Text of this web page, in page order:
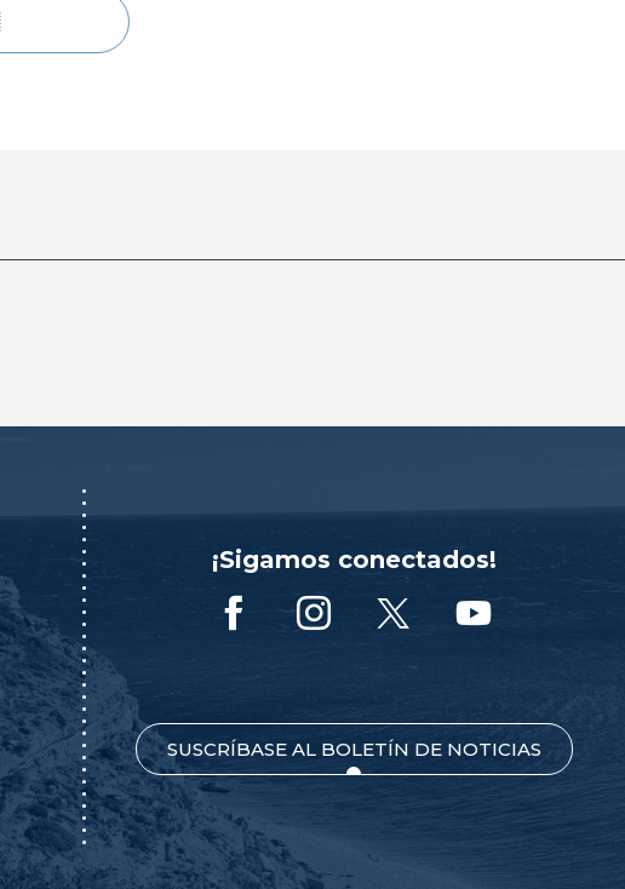
¡Sigamos conectados!
SUSCRÍBASE AL BOLETÍN DE NOTICIAS